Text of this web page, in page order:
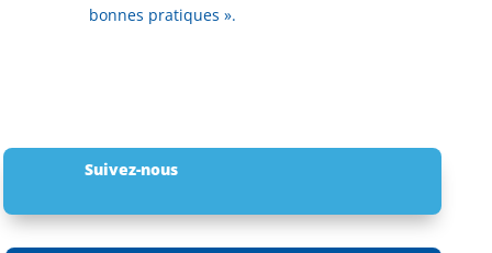
bonnes pratiques ».
Suivez-nous